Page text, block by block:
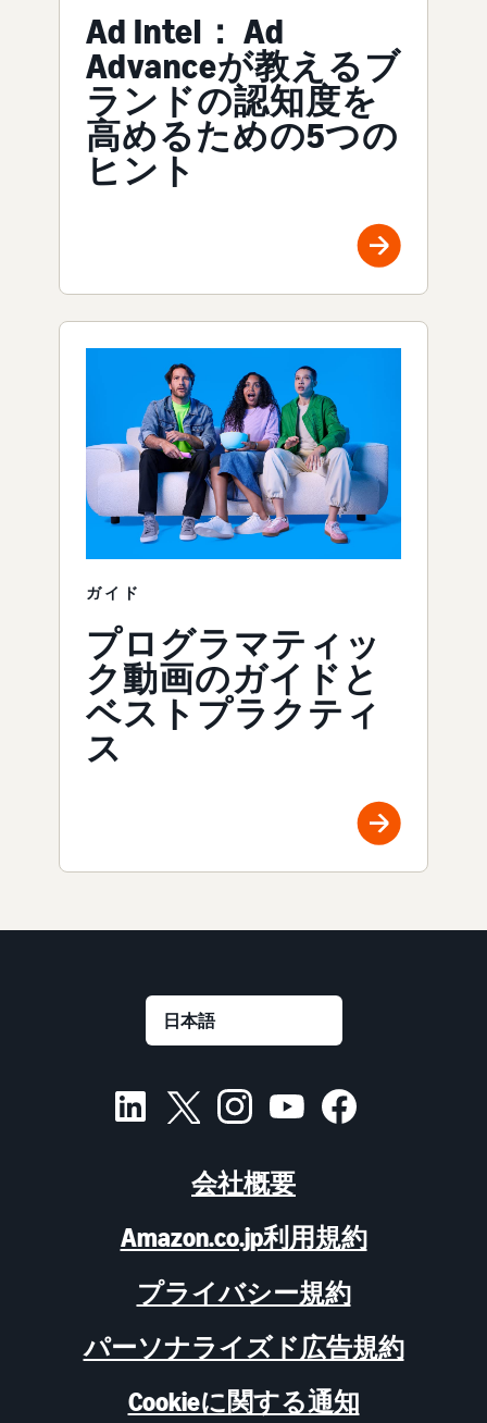
Ad Intel： Ad
Advanceが教えるブ
ランドの認知度を
高めるための5つの
ヒント
ガイド
プログラマティッ
ク動画のガイドと
ベストプラクティ
ス
会社概要
Amazon.co.jp利用規約
プライバシー規約
パーソナライズド広告規約
Cookieに関する通知